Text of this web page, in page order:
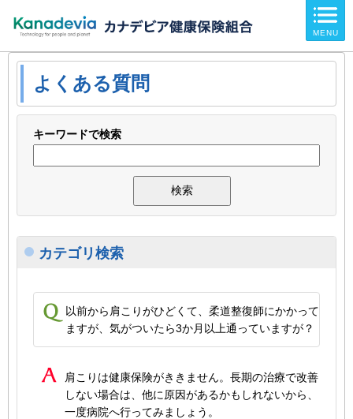
MENU
よくある質問
キーワードで検索
カテゴリ検索
以前から肩こりがひどくて、柔道整復師にかかって
ますが、気がついたら3か月以上通っていますが？
肩こりは健康保険がききません。長期の治療で改善
しない場合は、他に原因があるかもしれないから、
一度病院へ行ってみましょう。